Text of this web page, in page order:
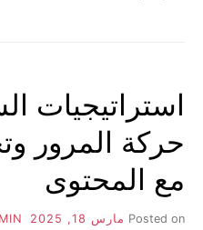
استراتيجيات
حركة المرور
مع المحتوى
Posted on مارس 18, 2025